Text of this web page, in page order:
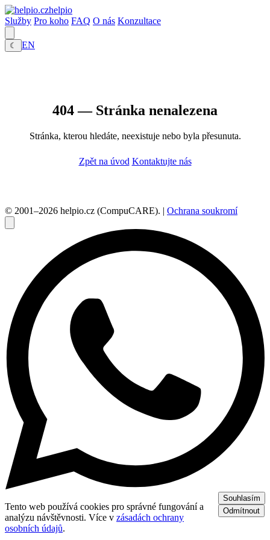
helpio
Služby Pro koho FAQ O nás Konzultace
☾ EN
404 — Stránka nenalezena
Stránka, kterou hledáte, neexistuje nebo byla přesunuta.
Zpět na úvod Kontaktujte nás
© 2001–2026 helpio.cz (CompuCARE). | Ochrana soukromí
Tento web používá cookies pro správné fungování a
analýzu návštěvnosti. Více v zásadách ochrany
osobních údajů.
Souhlasím
Odmítnout